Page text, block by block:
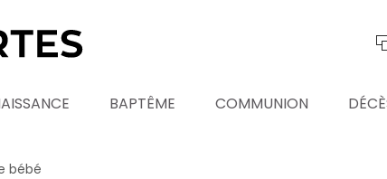
BAPTÊME COMMUNION
bébé